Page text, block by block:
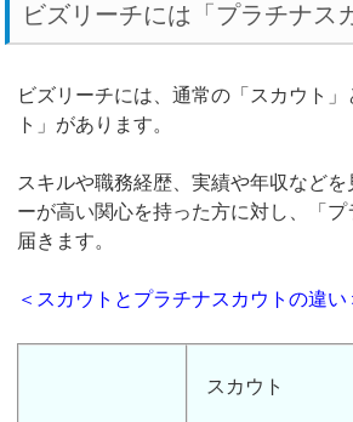
ビズリーチには「プラチナス
ビズリーチには、通常の「スカウト
ト」があります。
スキルや職務経歴、実績や年収など
ーが高い関心を持った方に対し、「
届きます。
＜スカウトとプラチナスカウトの違い
スカウト